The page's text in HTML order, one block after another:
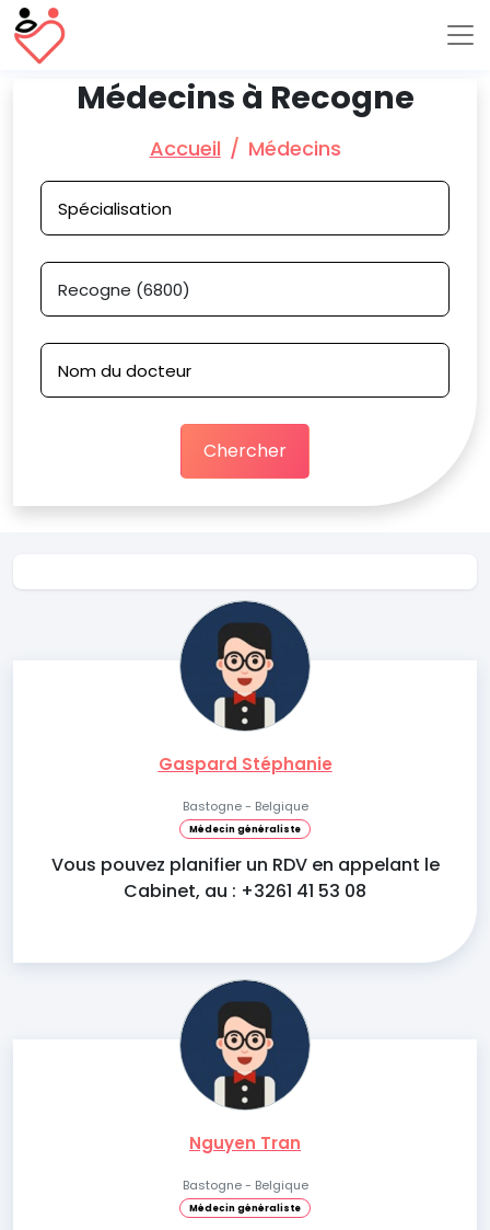
Médecins à Recogne
Accueil Médecins
Chercher
Gaspard Stéphanie
Bastogne - Belgique
Médecin généraliste
Vous pouvez planifier un RDV en appelant le
Cabinet, au : +3261 41 53 08
Nguyen Tran
Bastogne - Belgique
Médecin généraliste